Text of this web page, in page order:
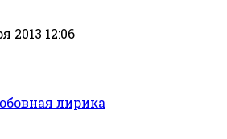
2013 12:06
лирика